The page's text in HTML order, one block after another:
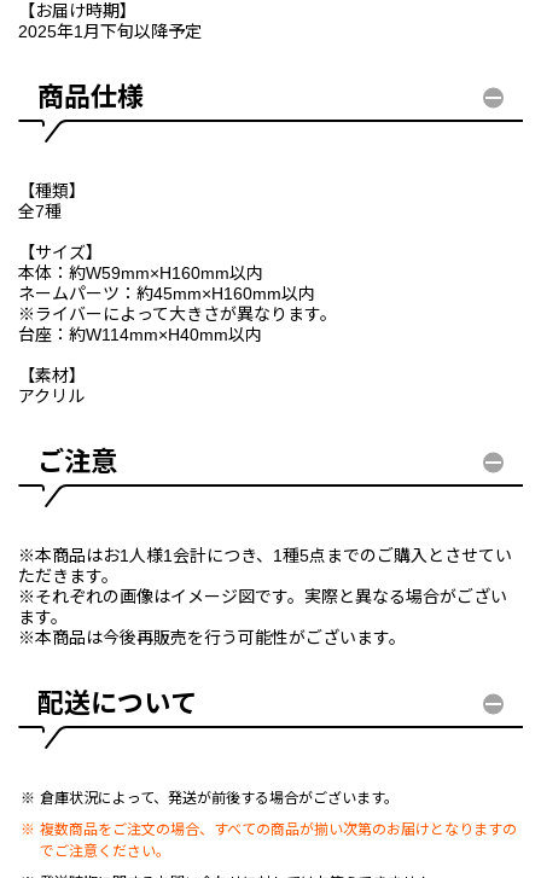
【お届け時期】
2025年1月下旬以降予定
商品仕様
【種類】
全7種
【サイズ】
本体：約W59mm×H160mm以内
ネームパーツ：約45mm×H160mm以内
※ライバーによって大きさが異なります。
台座：約W114mm×H40mm以内
【素材】
アクリル
ご注意
※本商品はお1人様1会計につき、1種5点までのご購入とさせてい
ただきます。
※それぞれの画像はイメージ図です。実際と異なる場合がござい
ます。
※本商品は今後再販売を行う可能性がございます。
配送について
倉庫状況によって、発送が前後する場合がございます。
複数商品をご注文の場合、すべての商品が揃い次第のお届けとなりますの
でご注意ください。